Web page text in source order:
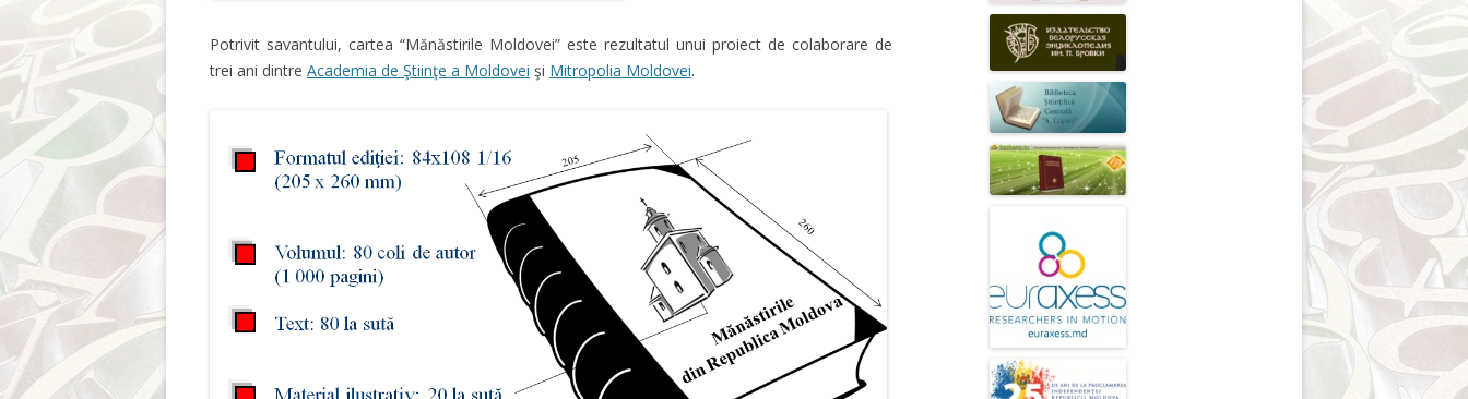
Potrivit savantului, cartea “Mănăstirile Moldovei” este rezultatul unui proiect de colaborare de
trei ani dintre Academia de Ştiinţe a Moldovei şi Mitropolia Moldovei.